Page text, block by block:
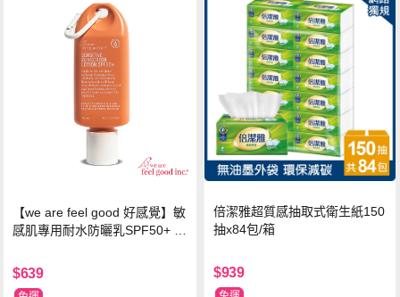
【we are feel good 好感覺】敏
感肌專用耐水防曬乳SPF50+ 7
$639
倍潔雅超質感抽取式衛生紙150
抽x84包/箱
$939